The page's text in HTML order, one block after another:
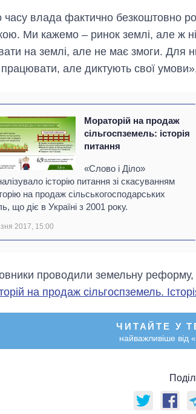
часу влада фактично безкоштовно
Ми кажемо – ринок землі, але ж
на землі, але не має змоги. Для
працювати, але диктують свої
Мораторій на продаж
сільгоспземель: історія
питання
«Слово і Діло»
історію питання зі скасуванням
на продаж сільськогосподарських
що діє в Україні з 2001 року.
2017, 15:00
проводили земельну реформу,
на продаж сільгоспземель.
ЧИТАЙТЕ У
найважливіше від